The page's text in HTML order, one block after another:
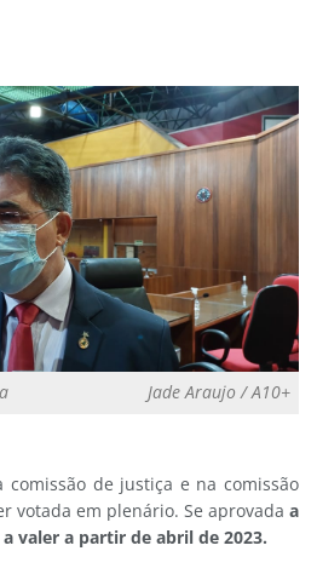
Jade Araujo / A10+
de justiça e na comissão
votada em plenário. Se aprovada a
valer a partir de abril de 2023.